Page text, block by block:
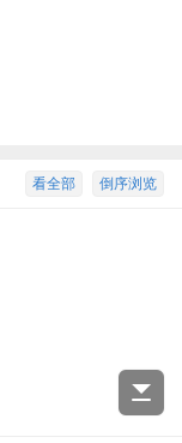
倒序浏览
看全部